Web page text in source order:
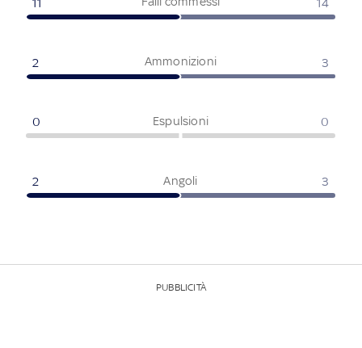
Ammonizioni
2 3
Espulsioni
0 0
Angoli
2 3
PUBBLICITÀ